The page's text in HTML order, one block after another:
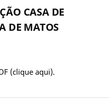
CASA DE
DE MATOS
(clique aqui).